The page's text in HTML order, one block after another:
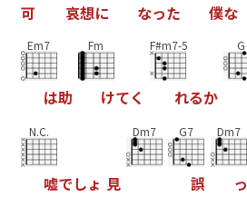
可 哀想に なった 僕な
Em7
は助
Fm
けてく
F#m7-5
れるか
G
N.C.
嘘でしょ 見
Dm7 G7
誤
Dm7
っ